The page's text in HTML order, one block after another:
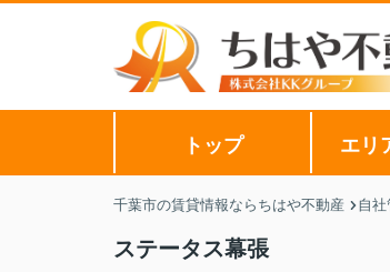
トップ エリ
千葉市の賃貸情報ならちはや不動産 自
ステータス幕張